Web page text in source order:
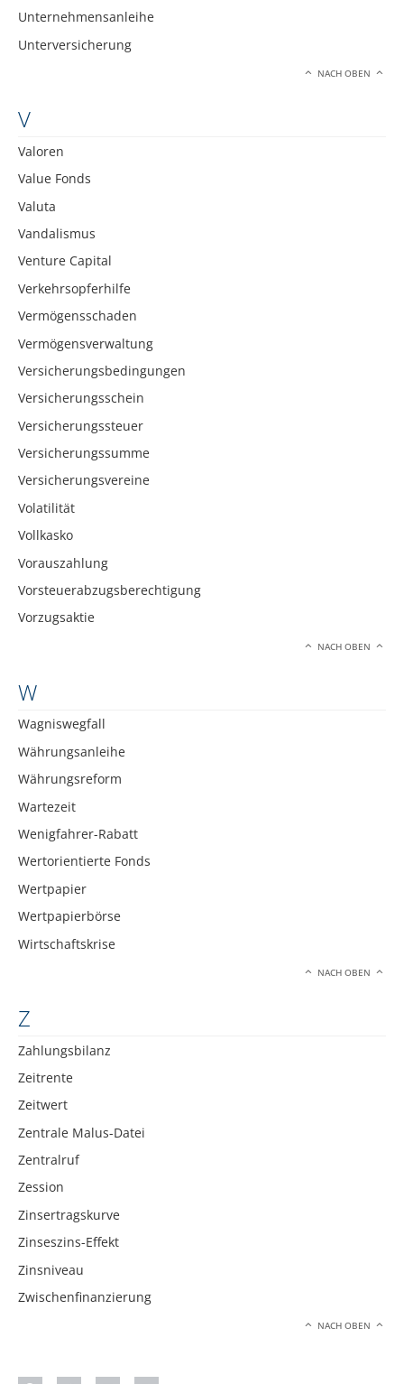
Unternehmensanleihe
Unterversicherung
NACH OBEN
V
Valoren
Value Fonds
Valuta
Vandalismus
Venture Capital
Verkehrsopferhilfe
Vermögensschaden
Vermögensverwaltung
Versicherungsbedingungen
Versicherungsschein
Versicherungssteuer
Versicherungssumme
Versicherungsvereine
Volatilität
Vollkasko
Vorauszahlung
Vorsteuerabzugsberechtigung
Vorzugsaktie
NACH OBEN
W
Wagniswegfall
Währungsanleihe
Währungsreform
Wartezeit
Wenigfahrer-Rabatt
Wertorientierte Fonds
Wertpapier
Wertpapierbörse
Wirtschaftskrise
NACH OBEN
Z
Zahlungsbilanz
Zeitrente
Zeitwert
Zentrale Malus-Datei
Zentralruf
Zession
Zinsertragskurve
Zinseszins-Effekt
Zinsniveau
Zwischenfinanzierung
NACH OBEN